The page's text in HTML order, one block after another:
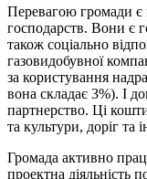
Перевагою громади є
господарств. Вони є
також соціально
газовидобувної
за користування
вона складає 3%). І
партнерство. Ці
та культури, доріг та
Громада активно
проектна діяльність